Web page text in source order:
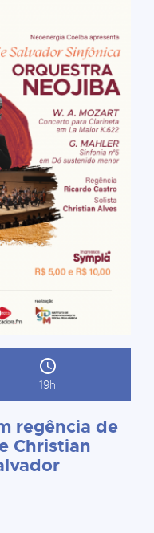
19h
regência de
Christian